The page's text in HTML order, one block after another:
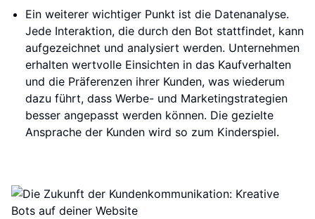
Ein weiterer wichtiger Punkt ist die Datenanalyse.
Jede Interaktion, die durch den Bot stattfindet, kann
aufgezeichnet und analysiert werden. Unternehmen
erhalten wertvolle Einsichten in das Kaufverhalten
und die Präferenzen ihrer Kunden, was wiederum
dazu führt, dass Werbe- und Marketingstrategien
besser angepasst werden können. Die gezielte
Ansprache der Kunden wird so zum Kinderspiel.